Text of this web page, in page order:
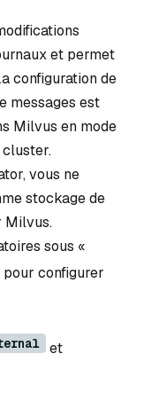
et permet
configuration de
messages est
Milvus en mode
cluster.
vous ne
stockage de
Milvus.
sous «
pour configurer
et